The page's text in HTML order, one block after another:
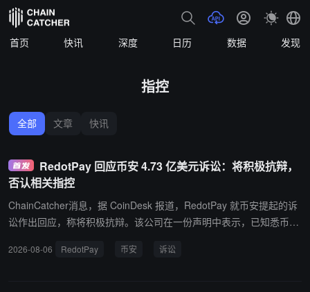
首页 快讯 深度 日历 数据 发现
指控
全部 文章 快讯
RedotPay 回应币安 4.73 亿美元诉讼：将积极抗辩，
否认相关指控
ChainCatcher消息，据 CoinDesk 报道，RedotPay 就币安提起的诉
讼作出回应，称将积极抗辩。该公司在一份声明中表示，已知悉币安
联合创始人的相关指控，称这些指控毫无依据。 此前据彭博社报道，
2026-08-06 RedotPay 币安 诉讼